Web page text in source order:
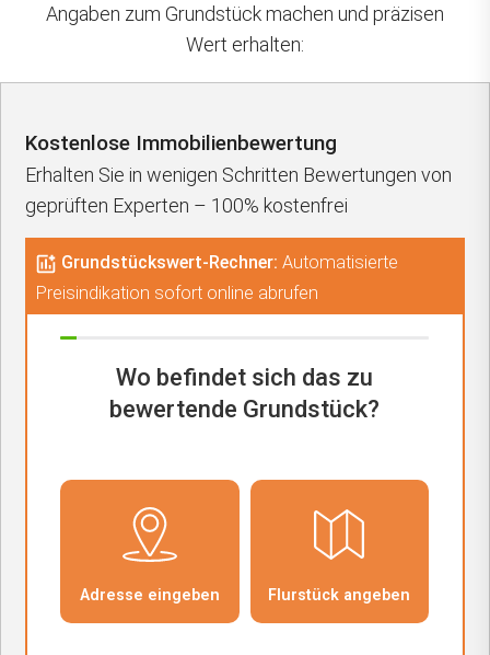
Angaben zum Grundstück machen und präzisen
Wert erhalten:
Kostenlose Immobilienbewertung
Erhalten Sie in wenigen Schritten Bewertungen von
geprüften Experten – 100% kostenfrei
Grundstückswert-Rechner: Automatisierte
Preisindikation sofort online abrufen